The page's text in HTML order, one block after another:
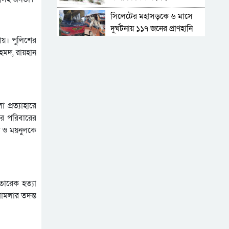
পুলিশের
রায়হান
ও ময়নুলকে
হত্যা
তদন্ত
সিলেটের মহাসড়কে ৬ মাসে
দুর্ঘটনায় ১১৭ জনের প্রাণহানি